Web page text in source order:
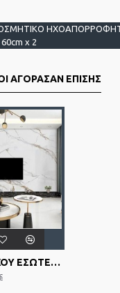
x 2
ΑΓΌΡΑΣΑΝ ΕΠΊΣΗΣ
ΠΑΝΕΛ ΤΟΙΧΟΥ ΕΣΩΤΕΡΙΚΟΥ ΧΩΡΟΥ CALACATTA 104 PVC 0,28x122x280cm